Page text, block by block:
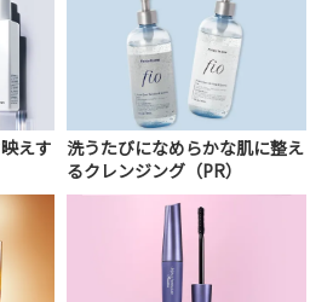
えす
洗うたびになめらかな肌に整え
るクレンジング（PR）